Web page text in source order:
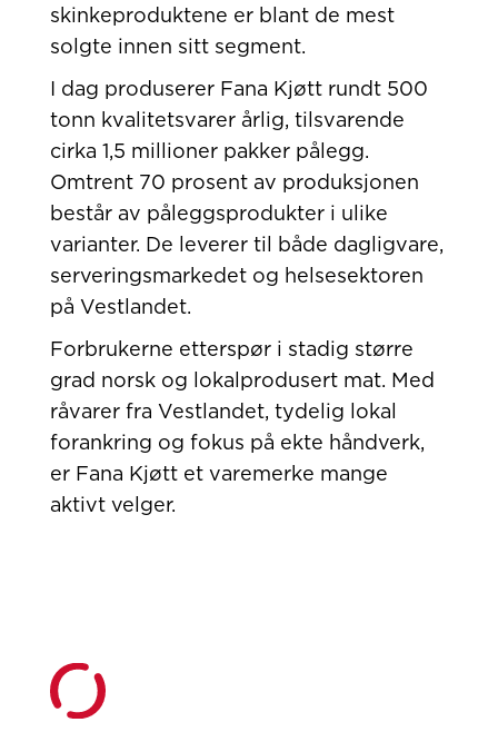
skinkeproduktene er blant de mest
solgte innen sitt segment.
I dag produserer Fana Kjøtt rundt 500
tonn kvalitetsvarer årlig, tilsvarende
cirka 1,5 millioner pakker pålegg.
Omtrent 70 prosent av produksjonen
består av påleggsprodukter i ulike
varianter. De leverer til både dagligvare,
serveringsmarkedet og helsesektoren
på Vestlandet.
Forbrukerne etterspør i stadig større
grad norsk og lokalprodusert mat. Med
råvarer fra Vestlandet, tydelig lokal
forankring og fokus på ekte håndverk,
er Fana Kjøtt et varemerke mange
aktivt velger.